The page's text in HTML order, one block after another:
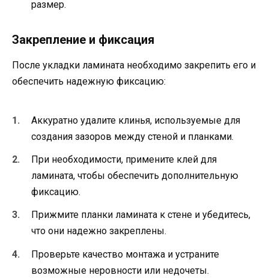
размер.
Закрепление и фиксация
После укладки ламината необходимо закрепить его и
обеспечить надежную фиксацию:
Аккуратно удалите клинья, используемые для
создания зазоров между стеной и планками.
При необходимости, примените клей для
ламината, чтобы обеспечить дополнительную
фиксацию.
Прижмите планки ламината к стене и убедитесь,
что они надежно закреплены.
Проверьте качество монтажа и устраните
возможные неровности или недочеты.